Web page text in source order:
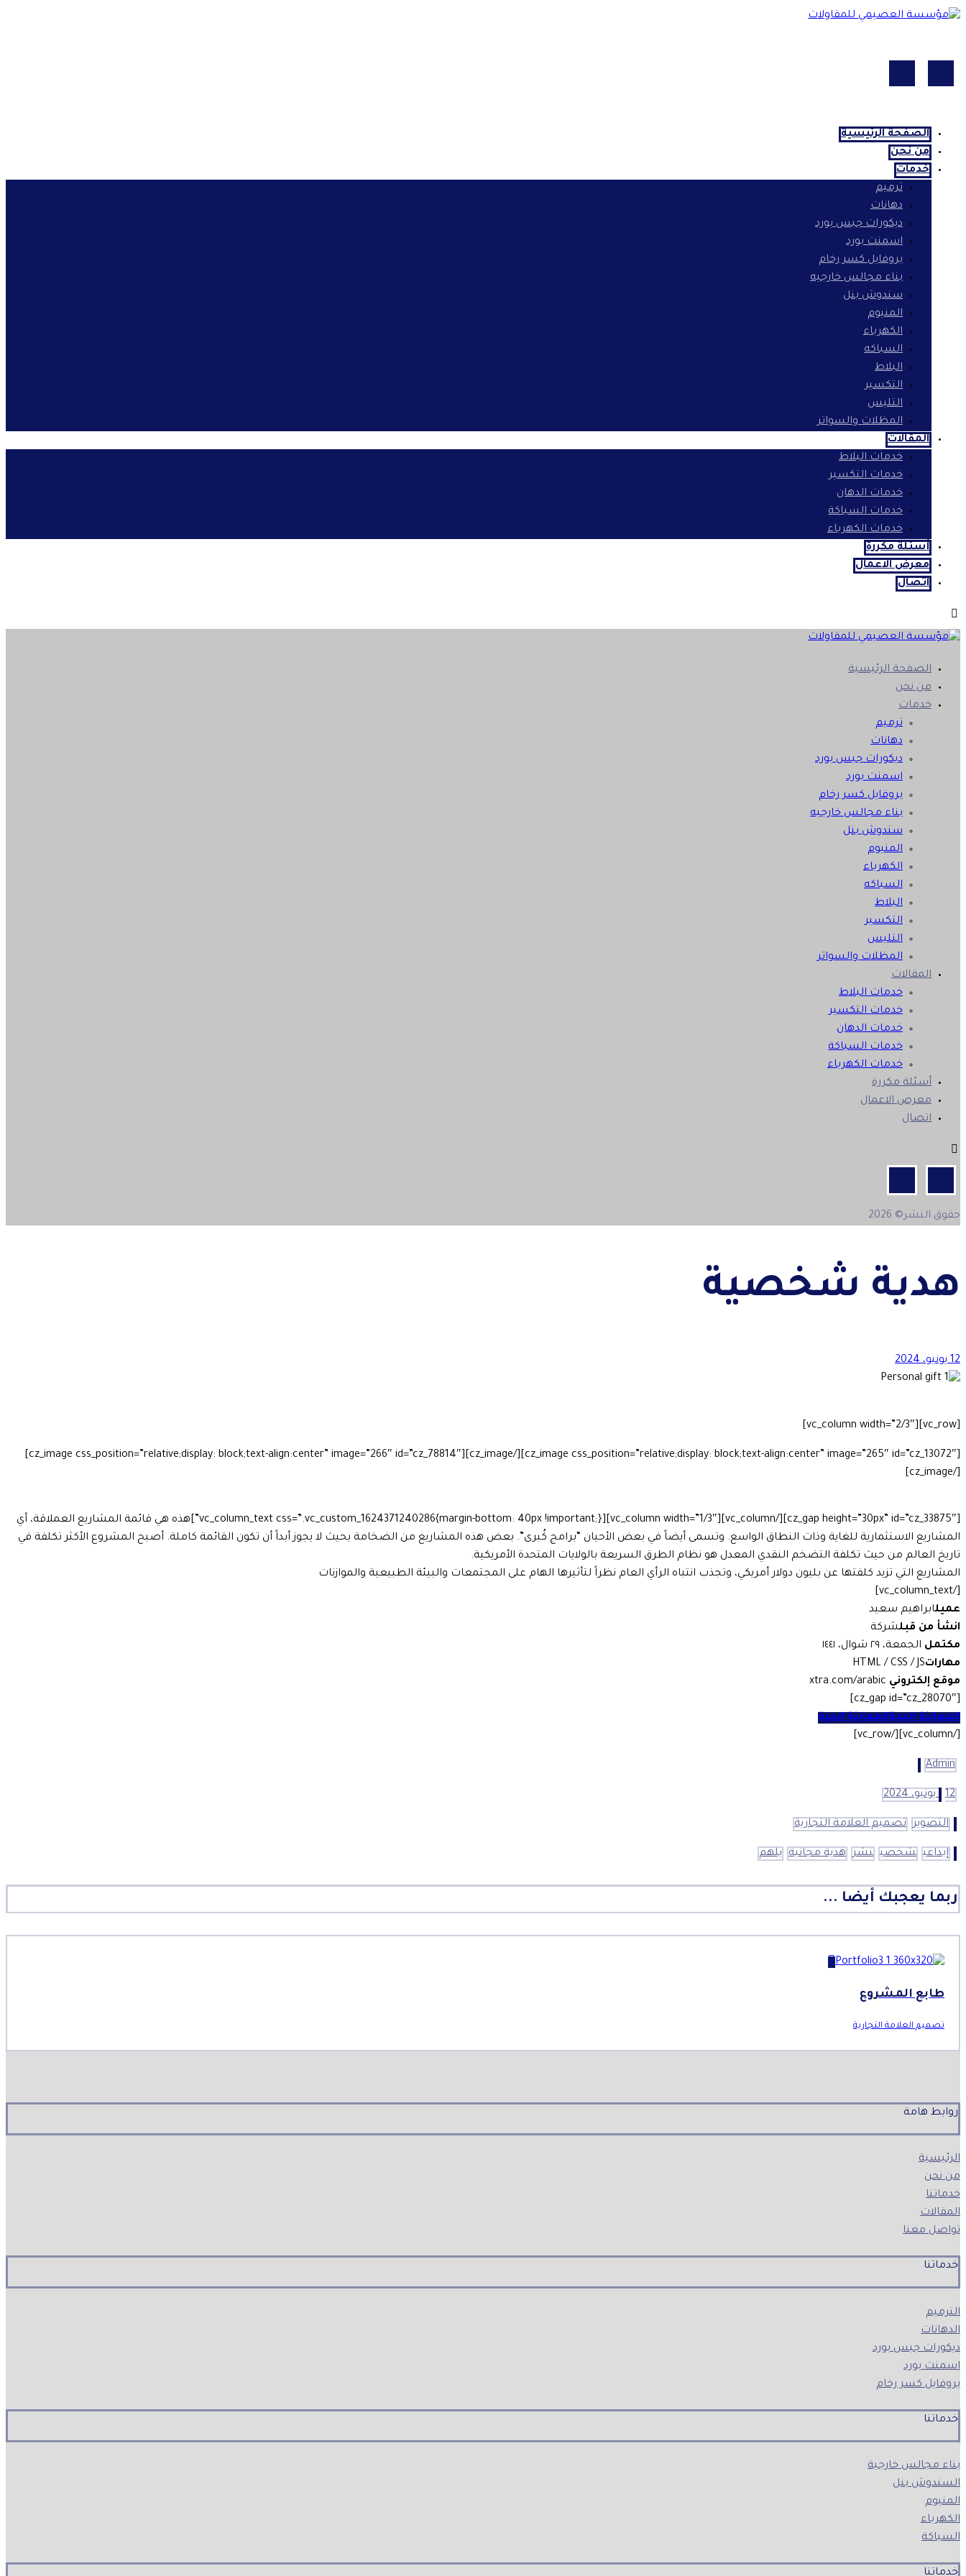
الصفحة الرئيسية
من نحن
خدمات
ترميم
دهانات
ديكورات جبس بورد
اسمنت بورد
بروفايل كسر رخام
بناء مجالس خارجيه
سندوش بنل
المنيوم
الكهرباء
السباكه
البلاط
التكسير
التليس
المظلات والسواتر
المقالات
خدمات البلاط
خدمات التكسير
خدمات الدهان
خدمات السباكة
خدمات الكهرباء
أسئلة مكررة
معرض الاعمال
اتصال
الصفحة الرئيسية
من نحن
خدمات
ترميم
دهانات
ديكورات جبس بورد
اسمنت بورد
بروفايل كسر رخام
بناء مجالس خارجيه
سندوش بنل
المنيوم
الكهرباء
السباكه
البلاط
التكسير
التليس
المظلات والسواتر
المقالات
خدمات البلاط
خدمات التكسير
خدمات الدهان
خدمات السباكة
خدمات الكهرباء
أسئلة مكررة
معرض الاعمال
اتصال
حقوق النشر© 2026
هدية شخصية
12 يونيو، 2024
[vc_row][vc_column width=”2/3″]
[cz_image css_position=”relative;display: block;text-align:center” image=”265″ id=”cz_13072″][/cz_image][cz_image css_position=”relative;display: block;text-align:center” image=”266″ id=”cz_78814″]
[/cz_image]
[cz_gap height=”30px” id=”cz_33875″][/vc_column][vc_column width=”1/3″][vc_column_text css=”.vc_custom_1624371240286{margin-bottom: 40px !important;}”]هذه هي قائمة المشاريع العملاقة، أي
المشاريع الاستثمارية للغاية وذات النطاق الواسع. وتسمى أيضاً في بعض الأحيان “برامج كُبرى”. بعض هذه المشاريع من الضخامة بحيث لا يجوز أبداً أن تكون القائمة كاملة. أصبح المشروع الأكثر تكلفة في
تاريخ العالم من حيث تكلفة التضخم النقدي المعدل هو نظام الطرق السريعة بالولايات المتحدة الأمريكية.
المشاريع التي تزيد كلفتها عن بليون دولار أمريكي، وتجذب انتباه الرأي العام نظراً لتأثيرها الهام على المجتمعات والبيئة الطبيعية والموازنات
[/vc_column_text]
عميلابراهيم سعيد
انشأ من قبلشركة
مكتمل الجمعة، ٢٩ شوال، ١٤٤١
مهاراتHTML / CSS / JS
موقع إلكتروني
[cz_gap id=”cz_28070″]
المعاينة الحيةالمعاينة الحية
[/vc_column][/vc_row]
Admin
12 يونيو، 2024
التصوير تصميم العلامة التجارية
إبداعي شخصي نشر هدية مجانية يلهم
ربما يعجبك أيضا ...
طابع المشروع
تصميم العلامة التجارية
روابط هامة
الرئيسية
من نحن
خدماتنا
المقالات
تواصل معنا
خدماتنا
الترميم
الدهانات
ديكورات جبس بورد
اسمنت بورد
بروفايل كسر رخام
خدماتنا
بناء مجالس خارجية
السندوش بنل
المنيوم
الكهرباء
السباكة
خدماتنا